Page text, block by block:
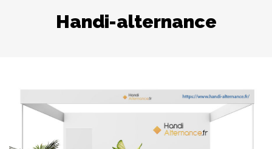
Handi-alternance